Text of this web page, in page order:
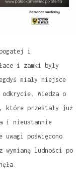
i
i zamki były
miały miejsce
Wiedza o
które przestały już
i nieustannie
uwagi poświęcono
ludności po